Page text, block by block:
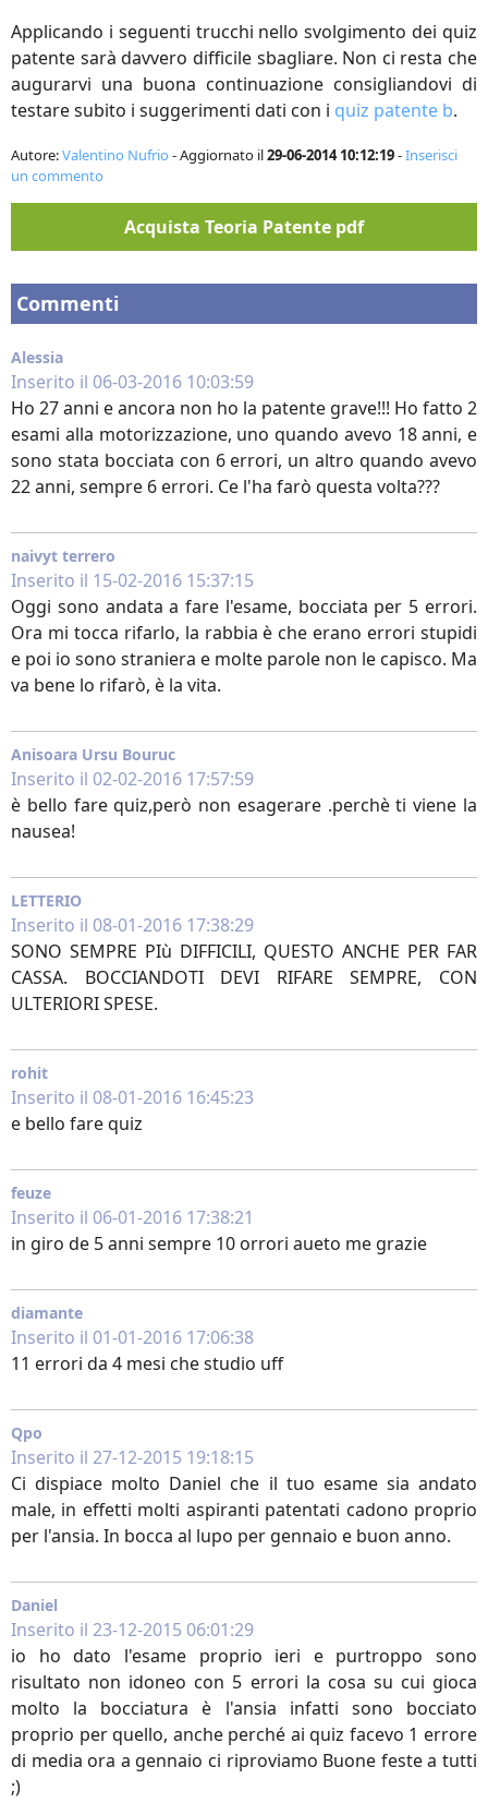
Applicando i seguenti trucchi nello svolgimento dei quiz
patente sarà davvero difficile sbagliare. Non ci resta che
augurarvi una buona continuazione consigliandovi di
testare subito i suggerimenti dati con i quiz patente b.
Autore:Valentino Nufrio - Aggiornato il29-06-2014 10:12:19-Inserisci
un commento
Acquista Teoria Patente pdf
Commenti
Alessia
Inserito il 06-03-2016 10:03:59
Ho 27 anni e ancora non ho la patente grave!!! Ho fatto 2
esami alla motorizzazione, uno quando avevo 18 anni, e
sono stata bocciata con 6 errori, un altro quando avevo
22 anni, sempre 6 errori. Ce l'ha farò questa volta???
naivyt terrero
Inserito il 15-02-2016 15:37:15
Oggi sono andata a fare l'esame, bocciata per 5 errori.
Ora mi tocca rifarlo, la rabbia è che erano errori stupidi
e poi io sono straniera e molte parole non le capisco. Ma
va bene lo rifarò, è la vita.
Anisoara Ursu Bouruc
Inserito il 02-02-2016 17:57:59
è bello fare quiz,però non esagerare .perchè ti viene la
nausea!
LETTERIO
Inserito il 08-01-2016 17:38:29
SONO SEMPRE PIù DIFFICILI, QUESTO ANCHE PER FAR
CASSA. BOCCIANDOTI DEVI RIFARE SEMPRE, CON
ULTERIORI SPESE.
rohit
Inserito il 08-01-2016 16:45:23
e bello fare quiz
feuze
Inserito il 06-01-2016 17:38:21
in giro de 5 anni sempre 10 orrori aueto me grazie
diamante
Inserito il 01-01-2016 17:06:38
11 errori da 4 mesi che studio uff
Qpo
Inserito il 27-12-2015 19:18:15
Ci dispiace molto Daniel che il tuo esame sia andato
male, in effetti molti aspiranti patentati cadono proprio
per l'ansia. In bocca al lupo per gennaio e buon anno.
Daniel
Inserito il 23-12-2015 06:01:29
io ho dato l'esame proprio ieri e purtroppo sono
risultato non idoneo con 5 errori la cosa su cui gioca
molto la bocciatura è l'ansia infatti sono bocciato
proprio per quello, anche perché ai quiz facevo 1 errore
di media ora a gennaio ci riproviamo Buone feste a tutti
;)